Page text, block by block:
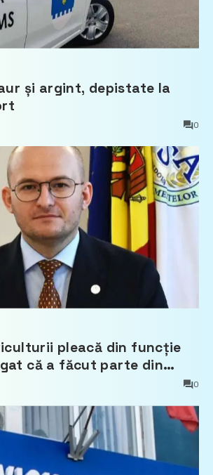
și argint, depistate la
0
pleacă din funcție
că a făcut parte din
0